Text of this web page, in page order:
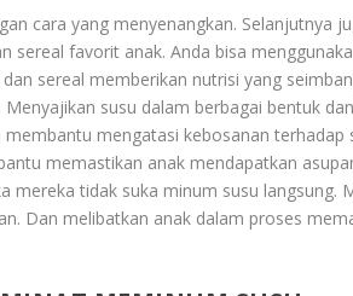
cara yang menyenangkan. Selanjutnya
sereal favorit anak. Anda bisa
sereal memberikan nutrisi yang
susu dalam berbagai bentuk
mengatasi kebosanan terhadap
memastikan anak mendapatkan
mereka tidak suka minum susu langsung.
Dan melibatkan anak dalam proses